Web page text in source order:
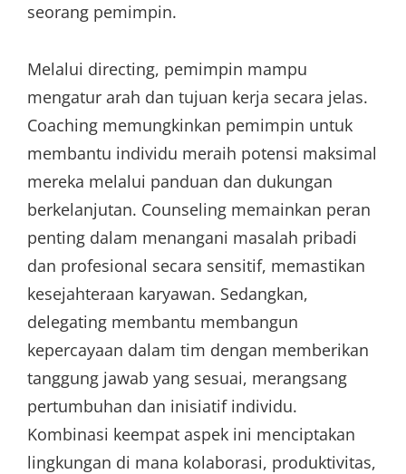
seorang pemimpin.
Melalui directing, pemimpin mampu
mengatur arah dan tujuan kerja secara jelas.
Coaching memungkinkan pemimpin untuk
membantu individu meraih potensi maksimal
mereka melalui panduan dan dukungan
berkelanjutan. Counseling memainkan peran
penting dalam menangani masalah pribadi
dan profesional secara sensitif, memastikan
kesejahteraan karyawan. Sedangkan,
delegating membantu membangun
kepercayaan dalam tim dengan memberikan
tanggung jawab yang sesuai, merangsang
pertumbuhan dan inisiatif individu.
Kombinasi keempat aspek ini menciptakan
lingkungan di mana kolaborasi, produktivitas,